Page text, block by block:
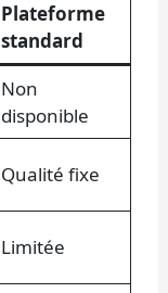
Plateforme
standard
Non
disponible
Qualité fixe
Limitée